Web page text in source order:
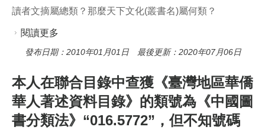
o
o
讀者文摘屬總類？那麼天下文化(叢書名)屬何類？
閱讀更多
類？
發布日期：2010年01月01日 最後更新：2020年07月06日
本人在聯合目錄中查獲《臺灣地區華僑
華人著述資料目錄》的類號為《中國圖
書分類法》“016.5772”，但不知號碼